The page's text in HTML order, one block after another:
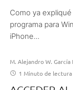
Como ya
programa para
iPhone...
M. Alejandro W. García
1 Minuto de lectura